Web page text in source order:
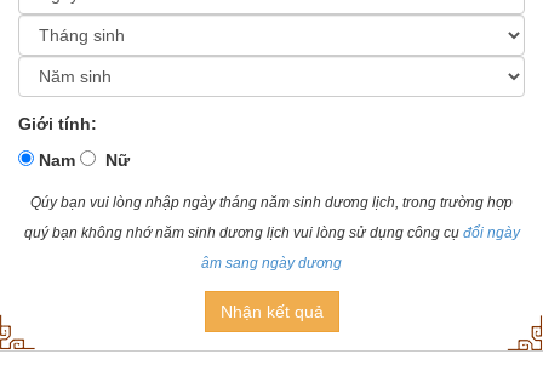
Giới tính:
Nam
Nữ
Qúy bạn vui lòng nhập ngày tháng năm sinh dương lịch, trong trường hợp
quý bạn không nhớ năm sinh dương lịch vui lòng sử dụng công cụ đổi ngày
âm sang ngày dương
Nhận kết quả